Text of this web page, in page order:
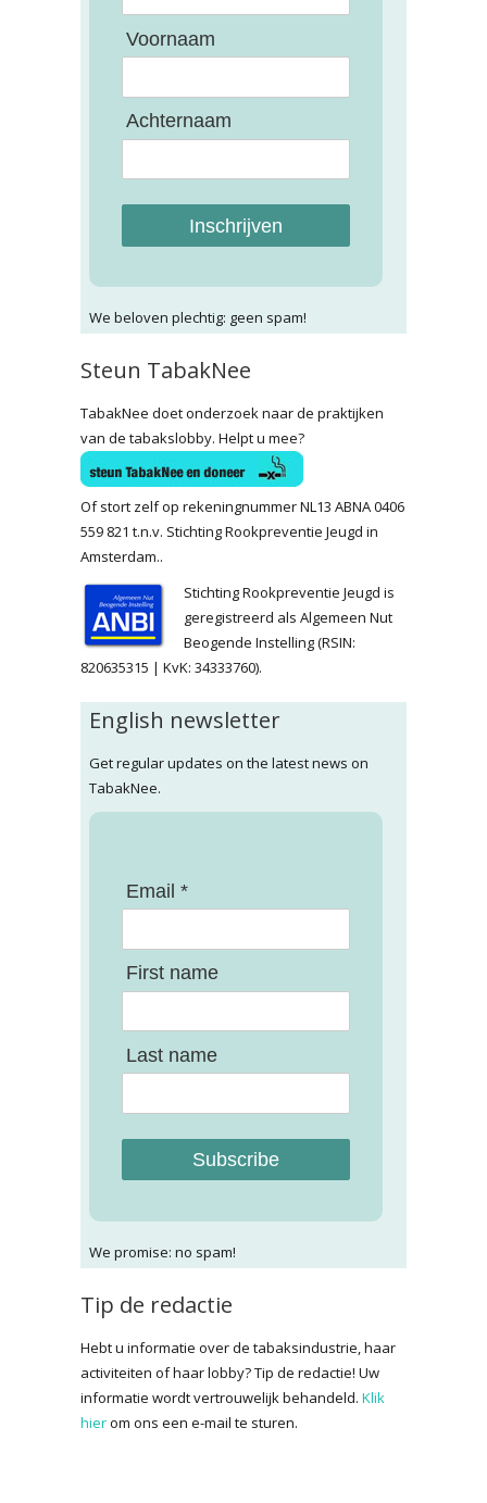
Voornaam
Achternaam
Inschrijven
We beloven plechtig: geen spam!
Steun TabakNee
TabakNee doet onderzoek naar de praktijken
van de tabakslobby. Helpt u mee?
Of stort zelf op rekeningnummer NL13 ABNA 0406
559 821 t.n.v. Stichting Rookpreventie Jeugd in
Amsterdam..
Stichting Rookpreventie Jeugd is
geregistreerd als Algemeen Nut
Beogende Instelling (RSIN:
820635315 | KvK: 34333760).
English newsletter
Get regular updates on the latest news on
TabakNee.
Email *
First name
Last name
Subscribe
We promise: no spam!
Tip de redactie
Hebt u informatie over de tabaksindustrie, haar
activiteiten of haar lobby? Tip de redactie! Uw
informatie wordt vertrouwelijk behandeld. Klik
hierom ons een e-mail te sturen.